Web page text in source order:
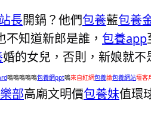
長開鍋？他們包養藍包養
知道新郎是誰， 包養app
婚的女兒，否則，新娘就不
嗚嗚嗚嗚嗚包養網ppt嗚來自紅網包養論包養網站壇客
部高廟文明價包養妹值環